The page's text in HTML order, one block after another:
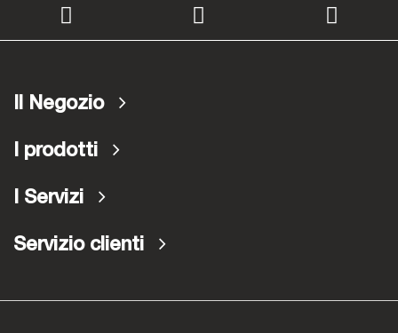
Il Negozio
I prodotti
I Servizi
Servizio clienti